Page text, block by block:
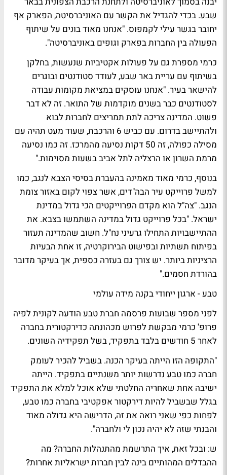
שבע. בכדי להגדיל את הקשר עם האוניברסיטה, הפארק אף
יחובר בגשר עילי לקמפוס. "אנחנו מאוד בונים על שיתוף
הפעולה בין החברות בפארק וגופים באוניברסיטה".
כרמי מספרת גם על פעולות אקטיביות שנעשות, בחלקן
בשיתוף עם עריית באר שבע, לעודד סטודנטים ובוגרים
להישאר בעיר. "אנחנו עוסקים במציאת מקומות עבודה
לסטודנטים כבר בשנים מוקדמות של התואר. זה לא דבר
פשוט. המדינה צריכה לתת תמריצים לחברות לבוא
ולהתיישב בדרום. עם כביש 6 והרכבת, שעוד מעט תהיה עם
מסילה כפולה, זה 50 דקות נסיעה מהמרכז. זה כמו נסיעה
מרמת השרון או הרצליה לתל אביב בשעות מסוימות."
בנוסף, כרמי מאוד מאמינה בהעברת בסיסי הצבא לנגב, כמו
למשל פרוייקט עיר הבה"דים, אשר צפוי לקום באזור צומת
הנגב. "צה"ל הוא מקדם הפרוייקטים הכי גדול במדינת
ישראל. "בכל פרוייקט גדול במדינה השתמשו בצבא. את
ההתיישבויות התחילו גרעיני נח"ל. חשוב שהמדינה תעזור
בפיתוח תשתיות ובפישוט הבירוקרטיה, זו אחת הבעיות
הרציניות ביותר. יש צורך גם בעזרה כספית, אך בעיקר מדובר
בהורדת חסמים."
טבע - ארגון ייחודי בקנה מידה עולמי
לפני מספר שבועות פרסמה חברת טבע הודעה לקונית לפיה
פרופ' כרמי מבקשת לפרוש מכהונתה כדירקטורית בחברה
לאחר 5 חודשים בלבד בתפקיד, בשל תפקידיה השונים.
"התקופה הזו הייתה בעיקר הכנה. בשביל להכיר לעומק
חברה כמו טבע נדרשות יותר משנתיים בתפקיד. הייתה
ישיבה אחת שאחריה החלטתי שלא אוכל למלא את התפקיד
בגלל שבשביל להיות דירקטור אפקטיבי בחברה כמו טבע,
לפחות כפי שאני רואה את זה, הדרישה היא גדולה מאוד
והבנתי שזה לא יהיה נכון לי ולחברה".
ש: ובכל זאת, איך התרשמת מהתנהלות החברה? מה
ההבדלים המהותיים בינה לבין חברות ישראליות אחרות?